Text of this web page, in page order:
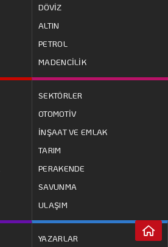
DÖVİZ
ALTIN
PETROL
MADENCİLİK
SEKTÖRLER
OTOMOTİV
İNŞAAT VE EMLAK
TARIM
PERAKENDE
SAVUNMA
ULAŞIM
YAZARLAR